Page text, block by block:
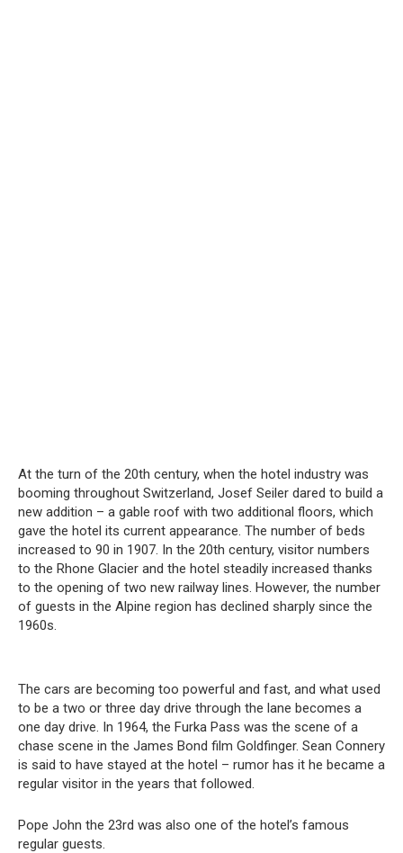
At the turn of the 20th century, when the hotel industry was
booming throughout Switzerland, Josef Seiler dared to build a
new addition – a gable roof with two additional floors, which
gave the hotel its current appearance. The number of beds
increased to 90 in 1907. In the 20th century, visitor numbers
to the Rhone Glacier and the hotel steadily increased thanks
to the opening of two new railway lines. However, the number
of guests in the Alpine region has declined sharply since the
1960s.
The cars are becoming too powerful and fast, and what used
to be a two or three day drive through the lane becomes a
one day drive. In 1964, the Furka Pass was the scene of a
chase scene in the James Bond film Goldfinger. Sean Connery
is said to have stayed at the hotel – rumor has it he became a
regular visitor in the years that followed.
Pope John the 23rd was also one of the hotel’s famous
regular guests.